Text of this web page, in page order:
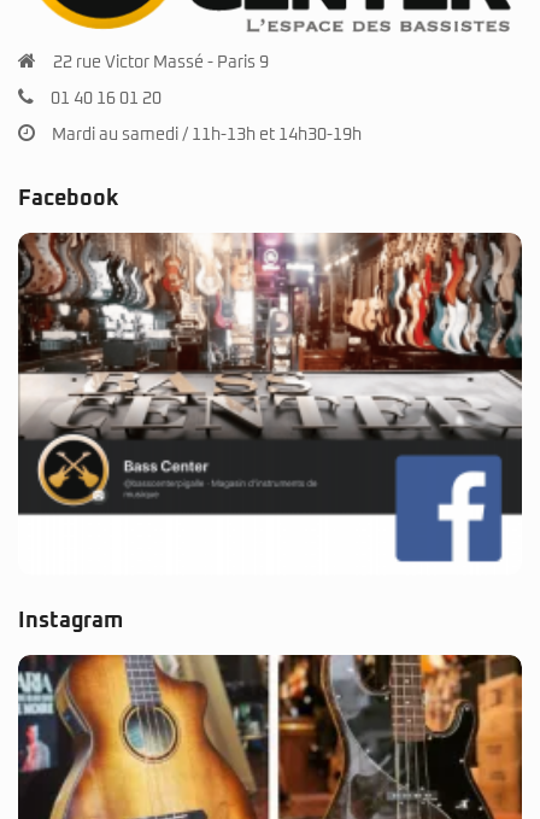
22 rue Victor Massé - Paris 9
01 40 16 01 20
Mardi au samedi / 11h-13h et 14h30-19h
Facebook
Instagram